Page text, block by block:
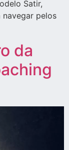
Satir,
pelos
da